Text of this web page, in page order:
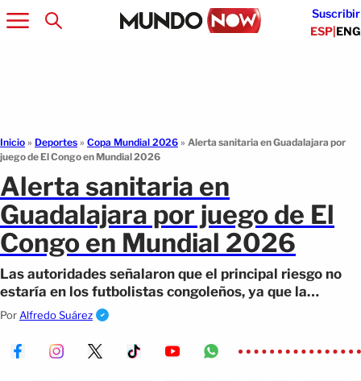
Suscribir
ESP|ENG
Inicio » Deportes » Copa Mundial 2026 » Alerta sanitaria en Guadalajara por
juego de El Congo en Mundial 2026
Alerta sanitaria en
Guadalajara por juego de El
Congo en Mundial 2026
Las autoridades señalaron que el principal riesgo no
estaría en los futbolistas congoleños, ya que la
mayoría juega actualmente en Europa.
Por Alfredo Suárez